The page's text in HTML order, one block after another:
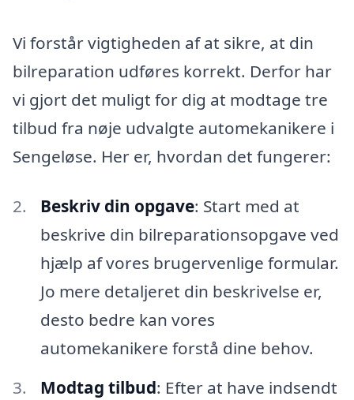
Vi forstår vigtigheden af at sikre, at din
bilreparation udføres korrekt. Derfor har
vi gjort det muligt for dig at modtage tre
tilbud fra nøje udvalgte automekanikere i
Sengeløse. Her er, hvordan det fungerer:
Beskriv din opgave: Start med at
beskrive din bilreparationsopgave ved
hjælp af vores brugervenlige formular.
Jo mere detaljeret din beskrivelse er,
desto bedre kan vores
automekanikere forstå dine behov.
Modtag tilbud: Efter at have indsendt